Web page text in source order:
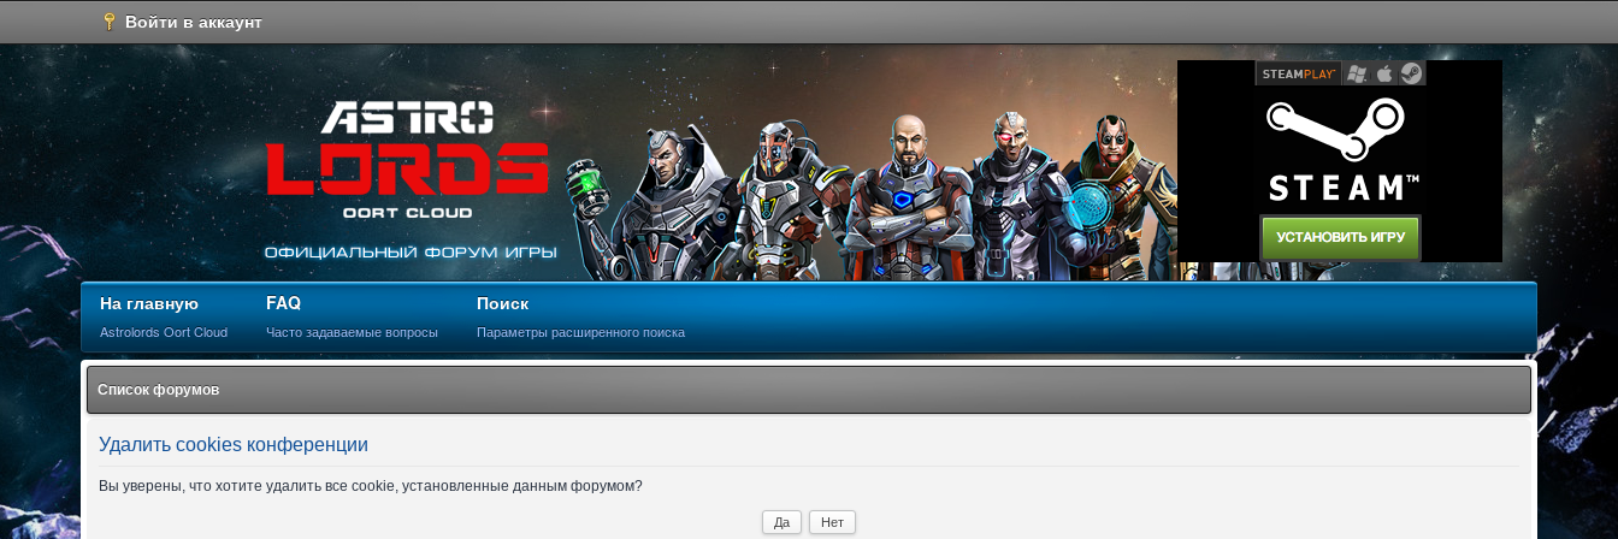
Войти в аккаунт
На главную
Astrolords Oort Cloud
FAQ
Часто задаваемые вопросы
Поиск
Параметры расширенного поиска
Список форумов
Удалить cookies конференции
Вы уверены, что хотите удалить все cookie, установленные данным форумом?